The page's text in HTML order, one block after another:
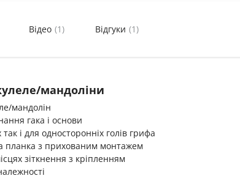
Відео (1) Відгуки (1)
​​мандоліни
​​мандолін
гака і основи
і для односторонніх голів грифа
планка з прихованим монтажем
зіткнення з кріпленням